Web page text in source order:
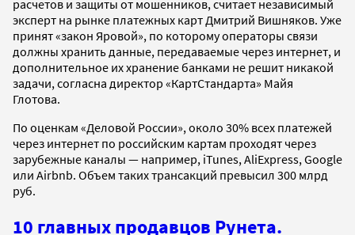
расчетов и защиты от мошенников, считает независимый
эксперт на рынке платежных карт Дмитрий Вишняков. Уже
принят «закон Яровой», по которому операторы связи
должны хранить данные, передаваемые через интернет, и
дополнительное их хранение банками не решит никакой
задачи, согласна директор «КартСтандарта» Майя
Глотова.
По оценкам «Деловой России», около 30% всех платежей
через интернет по российским картам проходят через
зарубежные каналы — например, iTunes, AliExpress, Google
или Airbnb. Объем таких трансакций превысил 300 млрд
руб.
10 главных продавцов Рунета.